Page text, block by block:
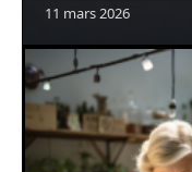
11 mars 2026